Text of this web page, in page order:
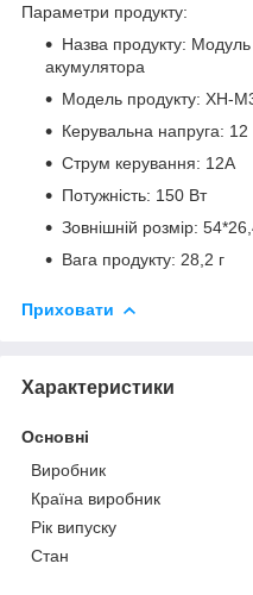
Параметри продукту:
Назва продукту:
акумулятора
Модель продукту: XH-
Керувальна напруга: 12
Струм керування: 12А
Потужність: 150 Вт
Зовнішній розмір:
Вага продукту: 28,2 г
Приховати
Характеристики
Основні
Виробник
Країна виробник
Рік випуску
Стан